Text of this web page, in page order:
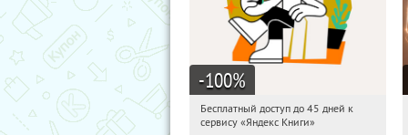
-100%
04:14:20
Получи первым!
Бесплатный доступ до 45 дней к
сервису «Яндекс Книги»